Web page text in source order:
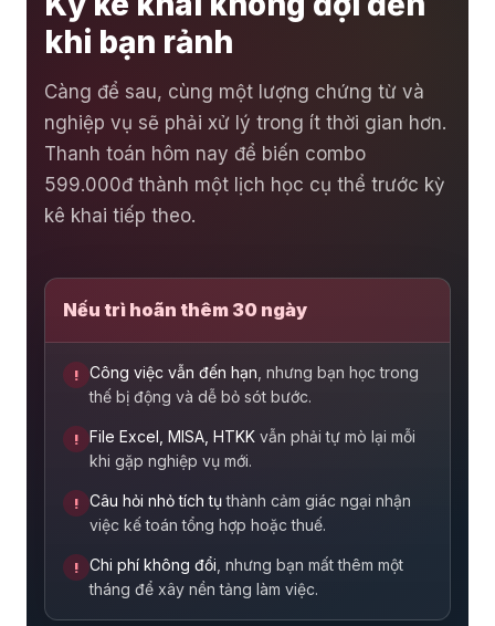
khi bạn rảnh
Càng để sau, cùng một lượng chứng từ và
nghiệp vụ sẽ phải xử lý trong ít thời gian hơn.
Thanh toán hôm nay để biến combo
599.000đ thành một lịch học cụ thể trước kỳ
kê khai tiếp theo.
Nếu trì hoãn thêm 30 ngày
! Công việc vẫn đến hạn , nhưng bạn học trong
thế bị động và dễ bỏ sót bước.
! File Excel, MISA, HTKK vẫn phải tự mò lại mỗi
khi gặp nghiệp vụ mới.
! Câu hỏi nhỏ tích tụthành cảm giác ngại nhận
việc kế toán tổng hợp hoặc thuế.
! Chi phí không đổi , nhưng bạn mất thêm một
tháng để xây nền tảng làm việc.